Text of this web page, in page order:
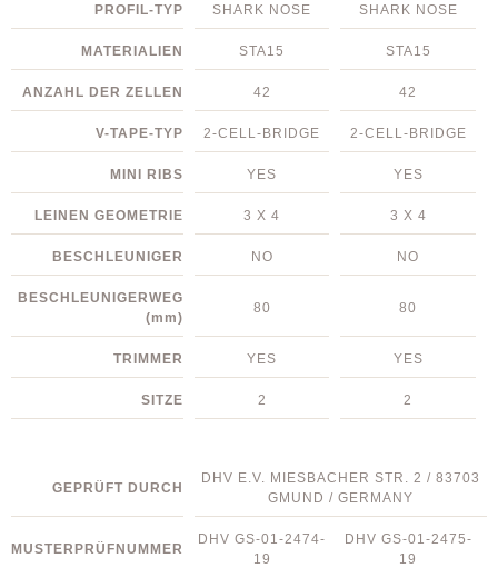
PROFIL-TYP SHARK NOSE SHARK NOSE
MATERIALIEN STA15 STA15
ANZAHL DER ZELLEN 42 42
V-TAPE-TYP 2-CELL-BRIDGE 2-CELL-BRIDGE
MINI RIBS YES YES
LEINEN GEOMETRIE 3 X 4 3 X 4
BESCHLEUNIGER NO NO
BESCHLEUNIGERWEG
(mm)
80 80
TRIMMER YES YES
SITZE 2 2
GEPRÜFT DURCH
DHV E.V. MIESBACHER STR. 2 / 83703
GMUND / GERMANY
MUSTERPRÜFNUMMER
DHV GS-01-2474-
19
DHV GS-01-2475-
19